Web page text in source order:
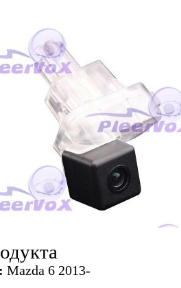
Mazda 6 2013-